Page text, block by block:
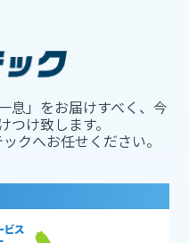
息」をお届けすべく、今
つけ致します。
クへお任せください。